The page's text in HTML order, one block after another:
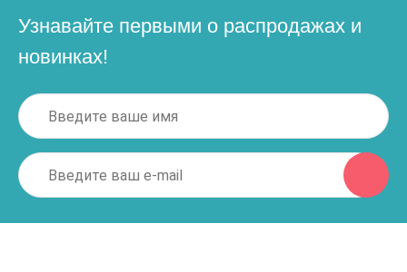
Узнавайте первыми о распродажах и
новинках!